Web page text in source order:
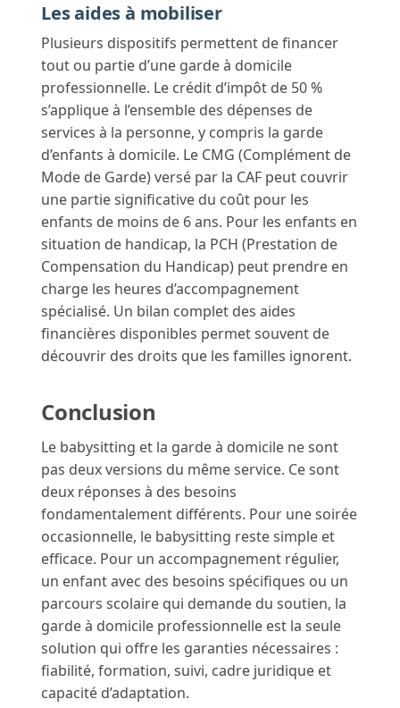
Les aides à mobiliser
Plusieurs dispositifs permettent de financer
tout ou partie d’une garde à domicile
professionnelle. Le crédit d’impôt de 50 %
s’applique à l’ensemble des dépenses de
services à la personne, y compris la garde
d’enfants à domicile. Le CMG (Complément de
Mode de Garde) versé par la CAF peut couvrir
une partie significative du coût pour les
enfants de moins de 6 ans. Pour les enfants en
situation de handicap, la PCH (Prestation de
Compensation du Handicap) peut prendre en
charge les heures d’accompagnement
spécialisé. Un bilan complet des aides
financières disponibles permet souvent de
découvrir des droits que les familles ignorent.
Conclusion
Le babysitting et la garde à domicile ne sont
pas deux versions du même service. Ce sont
deux réponses à des besoins
fondamentalement différents. Pour une soirée
occasionnelle, le babysitting reste simple et
efficace. Pour un accompagnement régulier,
un enfant avec des besoins spécifiques ou un
parcours scolaire qui demande du soutien, la
garde à domicile professionnelle est la seule
solution qui offre les garanties nécessaires :
fiabilité, formation, suivi, cadre juridique et
capacité d’adaptation.